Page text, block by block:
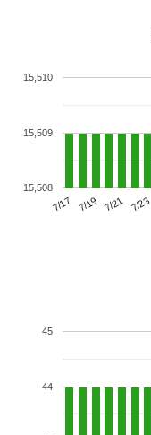
7/17 7/19 7/21 7/23
15,508
15,509
15,510
44
45